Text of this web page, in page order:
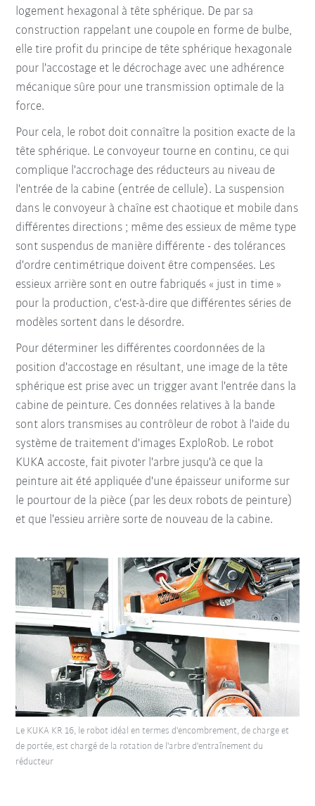
logement hexagonal à tête sphérique. De par sa
construction rappelant une coupole en forme de bulbe,
elle tire profit du principe de tête sphérique hexagonale
pour l'accostage et le décrochage avec une adhérence
mécanique sûre pour une transmission optimale de la
force.
Pour cela, le robot doit connaître la position exacte de la
tête sphérique. Le convoyeur tourne en continu, ce qui
complique l'accrochage des réducteurs au niveau de
l'entrée de la cabine (entrée de cellule). La suspension
dans le convoyeur à chaîne est chaotique et mobile dans
différentes directions ; même des essieux de même type
sont suspendus de manière différente - des tolérances
d'ordre centimétrique doivent être compensées. Les
essieux arrière sont en outre fabriqués « just in time »
pour la production, c'est-à-dire que différentes séries de
modèles sortent dans le désordre.
Pour déterminer les différentes coordonnées de la
position d'accostage en résultant, une image de la tête
sphérique est prise avec un trigger avant l'entrée dans la
cabine de peinture. Ces données relatives à la bande
sont alors transmises au contrôleur de robot à l'aide du
système de traitement d'images ExploRob. Le robot
KUKA accoste, fait pivoter l'arbre jusqu'à ce que la
peinture ait été appliquée d'une épaisseur uniforme sur
le pourtour de la pièce (par les deux robots de peinture)
et que l'essieu arrière sorte de nouveau de la cabine.
Le KUKA KR 16, le robot idéal en termes d'encombrement, de charge et
de portée, est chargé de la rotation de l'arbre d'entraînement du
réducteur